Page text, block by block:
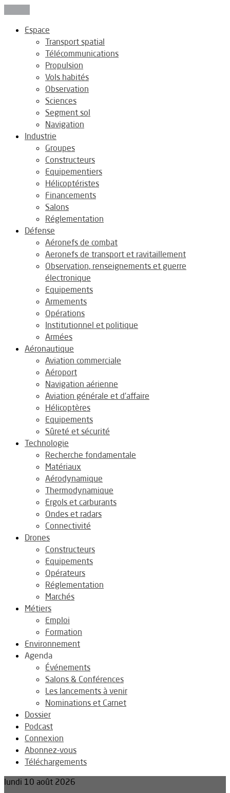
Espace
Transport spatial
Télécommunications
Propulsion
Vols habités
Observation
Sciences
Segment sol
Navigation
Industrie
Groupes
Constructeurs
Equipementiers
Hélicoptéristes
Financements
Salons
Réglementation
Défense
Aéronefs de combat
Aeronefs de transport et ravitaillement
Observation, renseignements et guerre
électronique
Equipements
Armements
Opérations
Institutionnel et politique
Armées
Aéronautique
Aviation commerciale
Aéroport
Navigation aérienne
Aviation générale et d’affaire
Hélicoptères
Equipements
Sûreté et sécurité
Technologie
Recherche fondamentale
Matériaux
Aérodynamique
Thermodynamique
Ergols et carburants
Ondes et radars
Connectivité
Drones
Constructeurs
Equipements
Opérateurs
Réglementation
Marchés
Métiers
Emploi
Formation
Environnement
Agenda
Événements
Salons & Conférences
Les lancements à venir
Nominations et Carnet
Dossier
Podcast
Connexion
Abonnez-vous
Téléchargements
lundi 10 août 2026